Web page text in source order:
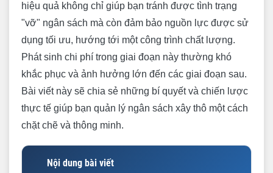
hiệu quả không chỉ giúp bạn tránh được tình trạng
"vỡ" ngân sách mà còn đảm bảo nguồn lực được sử
dụng tối ưu, hướng tới một công trình chất lượng.
Phát sinh chi phí trong giai đoạn này thường khó
khắc phục và ảnh hưởng lớn đến các giai đoạn sau.
Bài viết này sẽ chia sẻ những bí quyết và chiến lược
thực tế giúp bạn quản lý ngân sách xây thô một cách
chặt chẽ và thông minh.
Nội dung bài viết